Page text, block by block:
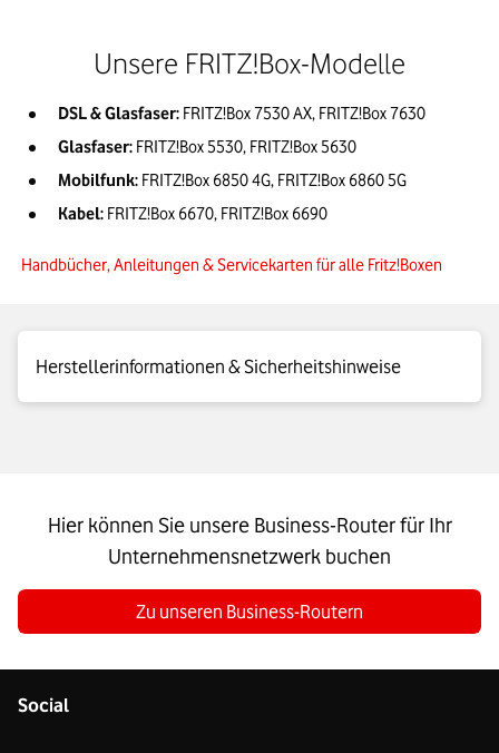
Unsere FRITZ!Box-Modelle
DSL & Glasfaser: FRITZ!Box 7530 AX, FRITZ!Box 7630
Glasfaser: FRITZ!Box 5530, FRITZ!Box 5630
Mobilfunk: FRITZ!Box 6850 4G, FRITZ!Box 6860 5G
Kabel: FRITZ!Box 6670, FRITZ!Box 6690
Handbücher, Anleitungen & Servicekarten für alle Fritz!Boxen
Herstellerinformationen & Sicherheitshinweise
Hier können Sie unsere Business-Router für Ihr
Unternehmensnetzwerk buchen
Zu unseren Business-Routern
Social